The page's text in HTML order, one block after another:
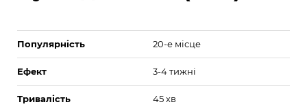
Популярність 20-е місце
Ефект 3-4 тижні
Тривалість 45 хв